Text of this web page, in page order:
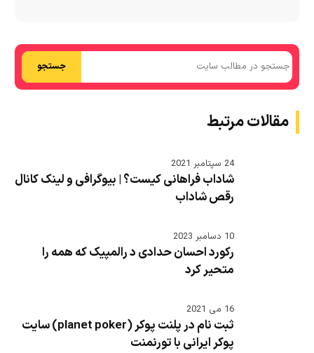
جستجو
مقالات مرتبط
24 سپتامبر 2021
شاداب فراهانی کیست؟ | بیوگرافی و لینک کانال
رقص شاداب
10 دسامبر 2023
رکورد احسان حدادی د رالمپیک که همه را
متحیر کرد
16 می 2021
ثبت نام در پلنت پوکر (planet poker) سایت
پوکر ایرانی با تورنمنت